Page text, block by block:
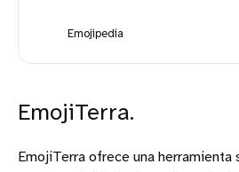
Emojipedia
EmojiTerra.
EmojiTerra ofrece una herramienta